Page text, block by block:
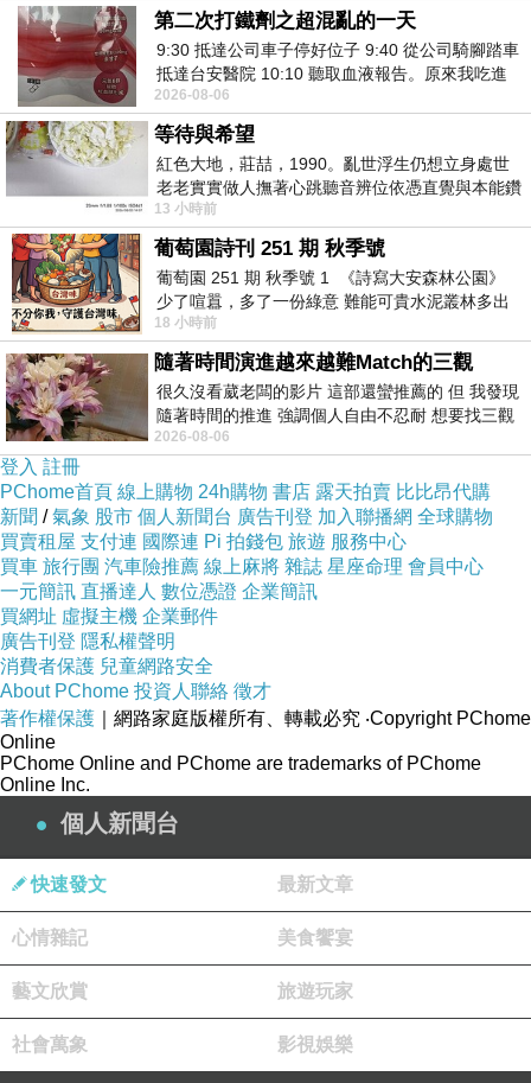
復古的內裝，好有味道。
第二次打鐵劑之超混亂的一天
9:30 抵達公司車子停好位子 9:40 從公司騎腳踏車
抵達台安醫院 10:10 聽取血液報告。原來我吃進
去的 B12 彌可保並非沒有吸收而是超
2026-08-06
等待與希望
紅色大地，莊喆，1990。亂世浮生仍想立身處世
老老實實做人撫著心跳聽音辨位依憑直覺與本能鑽
向裂隙的亮處探索另一個心聲另一個共鳴的
13 小時前
葡萄園詩刊 251 期 秋季號
葡萄園 251 期 秋季號 1 《詩寫大安森林公園》
少了喧囂，多了一份綠意 難能可貴水泥叢林多出
一
18 小時前
隨著時間演進越來越難Match的三觀
很久沒看葳老闆的影片 這部還蠻推薦的 但 我發現
隨著時間的推進 強調個人自由不忍耐 想要找三觀
接近的不要說對象 連朋友都超
2026-08-06
登入 註冊
PChome首頁 線上購物 24h購物 書店 露天拍賣 比比昂代購
新聞 /氣象 股市 個人新聞台 廣告刊登 加入聯播網 全球購物
買賣租屋 支付連 國際連 Pi 拍錢包 旅遊 服務中心
買車 旅行團 汽車險推薦 線上麻將 雜誌 星座命理 會員中心
一元簡訊 直播達人 數位憑證 企業簡訊
買網址 虛擬主機 企業郵件
廣告刊登 隱私權聲明
消費者保護 兒童網路安全
About PChome 投資人聯絡 徵才
著作權保護 ｜網路家庭版權所有、轉載必究 ‧Copyright PChome
Online
PChome Online and PChome are trademarks of PChome
Online Inc.
個人新聞台
快速發文 最新文章
心情雜記 美食饗宴
藝文欣賞 旅遊玩家
社會萬象 影視娛樂